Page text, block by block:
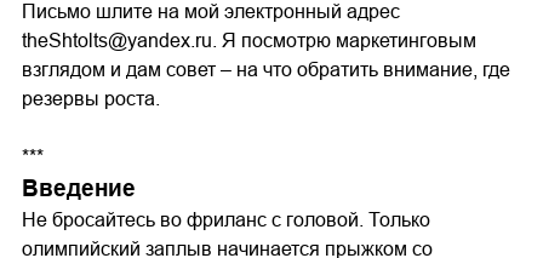
Письмо шлите на мой электронный адрес
theShtolts@yandex.ru. Я посмотрю маркетинговым
взглядом и дам совет – на что обратить внимание, где
резервы роста.
***
Введение
Не бросайтесь во фриланс с головой. Только
олимпийский заплыв начинается прыжком со